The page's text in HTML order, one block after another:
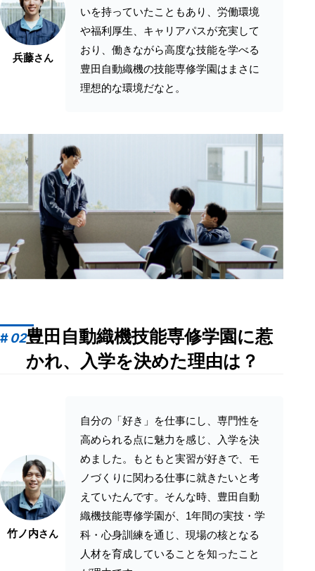
兵藤さん
いを持っていたこともあり、労働環境
や福利厚生、キャリアパスが充実して
おり、働きながら高度な技能を学べる
豊田自動織機の技能専修学園はまさに
理想的な環境だなと。
#02豊田自動織機技能専修学園に惹
かれ、入学を決めた理由は？
竹ノ内さん
自分の「好き」を仕事にし、専門性を
高められる点に魅力を感じ、入学を決
めました。もともと実習が好きで、モ
ノづくりに関わる仕事に就きたいと考
えていたんです。そんな時、豊田自動
織機技能専修学園が、1年間の実技・学
科・心身訓練を通じ、現場の核となる
人材を育成していることを知ったこと